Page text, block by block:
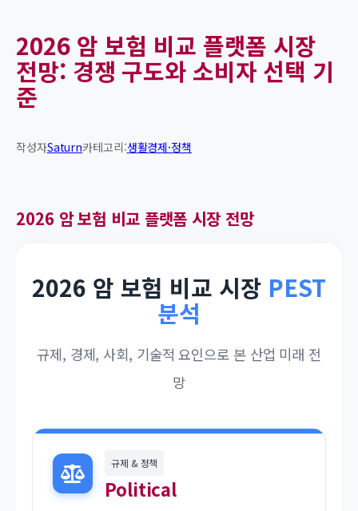
2026 암 보험 비교 플랫폼 시장
전망: 경쟁 구도와 소비자 선택 기
준
작성자Saturn카테고리:생활경제·정책
2026 암 보험 비교 플랫폼 시장 전망
2026 암 보험 비교 시장 PEST
분석
규제, 경제, 사회, 기술적 요인으로 본 산업 미래 전
망
규제 & 정책
Political